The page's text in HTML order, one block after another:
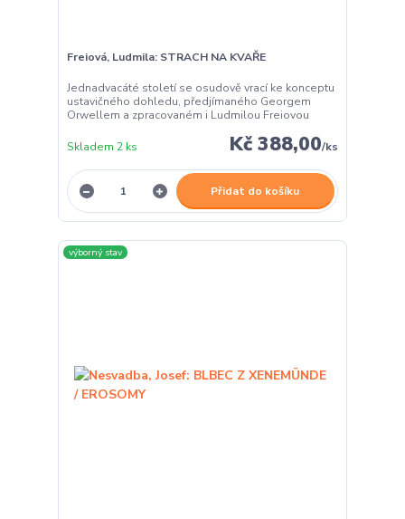
Freiová, Ludmila: STRACH NA KVAŘE
Jednadvacáté století se osudově vrací ke konceptu
ustavičného dohledu, předjímaného Georgem
Orwellem a zpracovaném i Ludmilou Freiovou
Kč 388,00/ks
Skladem 2 ks
Přidat do košíku
výborný stav